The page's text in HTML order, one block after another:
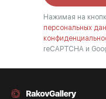
Нажимая на
персональных
reCAPTCHA и